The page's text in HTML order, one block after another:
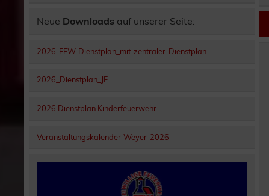
Neue Downloads auf unserer Seite:
2026-FFW-Dienstplan_mit-zentraler-Dienstplan
2026_Dienstplan_JF
2026 Dienstplan Kinderfeuerwehr
Veranstaltungskalender-Weyer-2026